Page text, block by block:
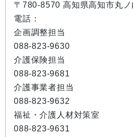
〒780-8570 高知県高知市丸
電話：
企画調整担当
088-823-9630
介護保険担当
088-823-9681
介護事業者担当
088-823-9632
福祉・介護人材対策室
088-823-9631